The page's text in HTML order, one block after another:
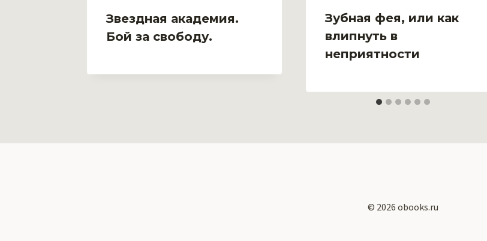
Звездная академия.
Бой за свободу.
Зубная фея, или как
влипнуть в
неприятности
© 2026 obooks.ru